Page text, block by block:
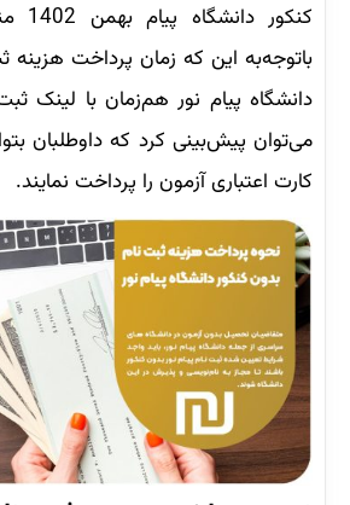
باتوجه‌به این که زمان پرداخت هزینه
دانشگاه پیام نور هم‌زمان با لینک
می‌توان پیش‌بینی کرد که داوطلبان
کارت اعتباری آزمون را پرداخت نمایند.